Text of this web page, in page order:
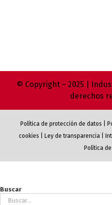
© Copyright – 2025 |
derechos
Política de protección de datos
cookies
Ley de transparencia|
Política
Buscar
Buscar: